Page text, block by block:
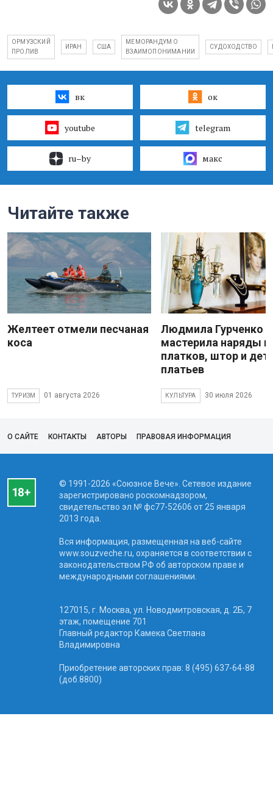
ОРМУЗСКИЙ
ПРОЛИВ
ИРАН США
МЕМОРАНДУМ О
ВЗАИМОПОНИМАНИИ
СУДОХОДСТВО
вк ок
youtube telegram
ru–by макс
Читайте также
Желтеет отмели песчаная
коса
ТУРИЗМ 01 августа 2026
Людмила Гурченко
мастерила наряды
платков, штор и
платьев
КУЛЬТУРА 30 июля 2026
О САЙТЕ КОНТАКТЫ АВТОРЫ ПРАВОВАЯ ИНФОРМАЦИЯ
© 1991-2026 «Союзное Вече». Сетевое издание
зарегистрировано роскомнадзором,
свидетельство эл № фc77-52606 от 25 января
2013 года.
Вся информация, размещенная на веб-сайте
www.souzveche.ru, охраняется в соответствии с
законодательством РФ об авторском праве и
международными соглашениями.
127015, г. Москва, ул. Новодмитровская, д. 2Б, 7
этаж, помещение 701
Главный редактор Камека Светлана
Владимировна
Приобретение авторских прав: 8 (495) 637-64-88
(доб.8800)